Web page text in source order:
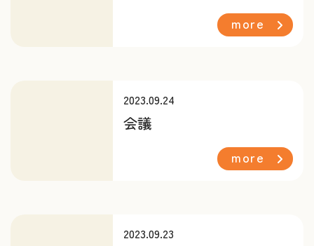
more
2023.09.24
会議
more
2023.09.23